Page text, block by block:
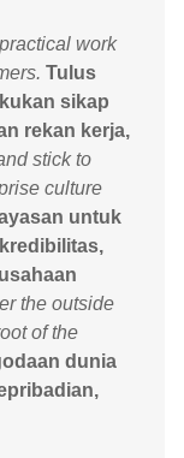
work
Tulus
sikap
rekan kerja,
stick to
culture
untuk
the outside
of the
dunia